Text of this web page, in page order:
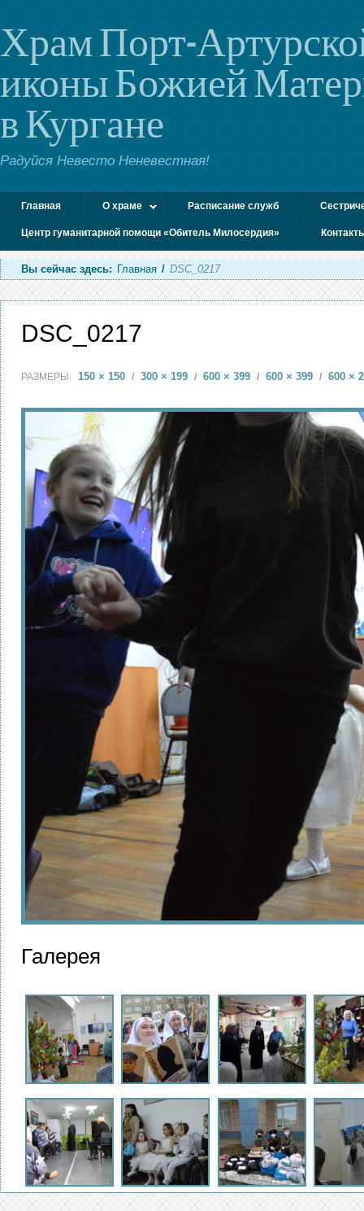
Храм Порт-
иконы Божией
в Кургане
Радуйся Невесто Неневестная!
Главная О храме Расписание служб
Центр гуманитарной помощи «Обитель Милосердия»
Вы сейчас здесь: Главная / DSC_0217
DSC_0217
РАЗМЕРЫ: 150 × 150 / 300 × 199 / 600 × 399 / 600 × 399 / 600 ×
Галерея